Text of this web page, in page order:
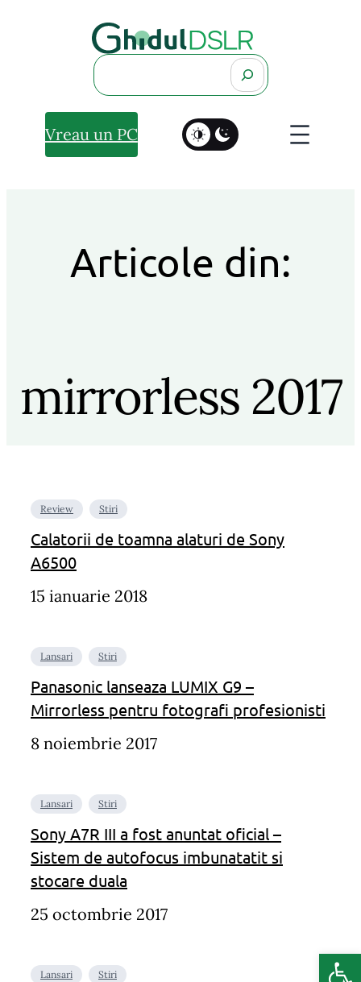
Search
Vreau un PC
Articole din:
mirrorless 2017
Review Stiri
Calatorii de toamna alaturi de Sony
A6500
15 ianuarie 2018
Lansari Stiri
Panasonic lanseaza LUMIX G9 –
Mirrorless pentru fotografi profesionisti
8 noiembrie 2017
Lansari Stiri
Sony A7R III a fost anuntat oficial –
Sistem de autofocus imbunatatit si
stocare duala
25 octombrie 2017
Lansari Stiri